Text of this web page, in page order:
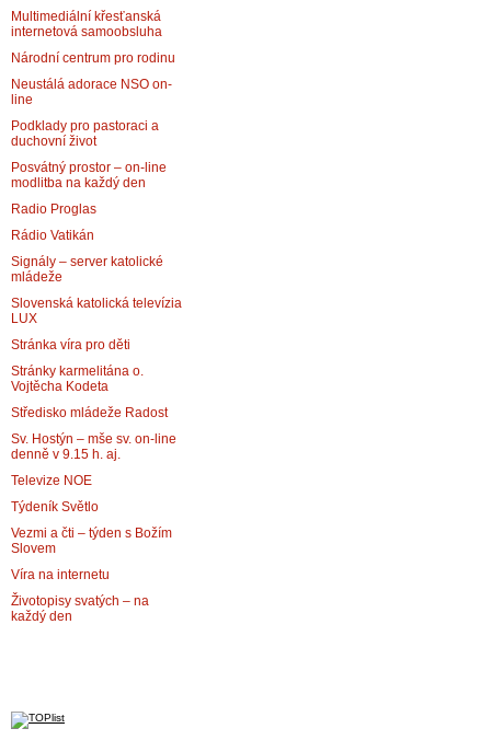
Multimediální křesťanská
internetová samoobsluha
Národní centrum pro rodinu
Neustálá adorace NSO on-
line
Podklady pro pastoraci a
duchovní život
Posvátný prostor – on-line
modlitba na každý den
Radio Proglas
Rádio Vatikán
Signály – server katolické
mládeže
Slovenská katolická televízia
LUX
Stránka víra pro děti
Stránky karmelitána o.
Vojtěcha Kodeta
Středisko mládeže Radost
Sv. Hostýn – mše sv. on-line
denně v 9.15 h. aj.
Televize NOE
Týdeník Světlo
Vezmi a čti – týden s Božím
Slovem
Víra na internetu
Životopisy svatých – na
každý den